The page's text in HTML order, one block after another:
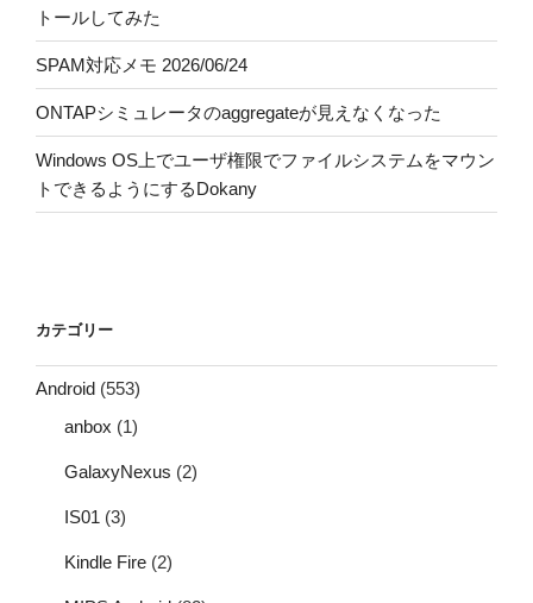
トールしてみた
SPAM対応メモ 2026/06/24
ONTAPシミュレータのaggregateが見えなくなった
Windows OS上でユーザ権限でファイルシステムをマウン
トできるようにするDokany
カテゴリー
Android (553)
anbox (1)
GalaxyNexus (2)
IS01 (3)
Kindle Fire (2)